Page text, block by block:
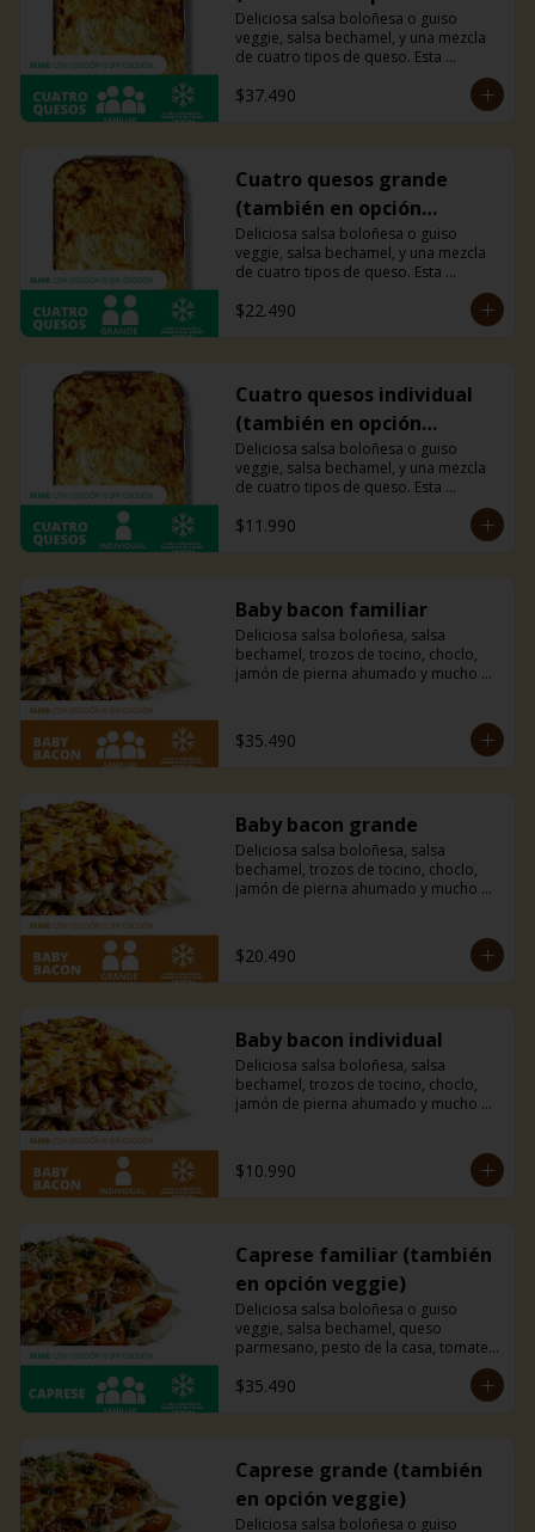
veggie)
Deliciosa salsa boloñesa o guiso
veggie, salsa bechamel, y una mezcla
de cuatro tipos de queso. Esta
combinación hará explotar tu paladar.
Recomendada para 4 personas.
$37.490
Cuatro quesos grande
(también en opción
veggie)
Deliciosa salsa boloñesa o guiso
veggie, salsa bechamel, y una mezcla
de cuatro tipos de queso. Esta
combinación hará explotar tu paladar.
Recomendada para 2 personas.
$22.490
Cuatro quesos individual
(también en opción
veggie)
Deliciosa salsa boloñesa o guiso
veggie, salsa bechamel, y una mezcla
de cuatro tipos de queso. Esta
combinación hará explotar tu paladar.
$11.990
Baby bacon familiar
Deliciosa salsa boloñesa, salsa
bechamel, trozos de tocino, choclo,
jamón de pierna ahumado y mucho
$35.490
Baby bacon grande
Deliciosa salsa boloñesa, salsa
bechamel, trozos de tocino, choclo,
jamón de pierna ahumado y mucho
$20.490
Baby bacon individual
Deliciosa salsa boloñesa, salsa
bechamel, trozos de tocino, choclo,
jamón de pierna ahumado y mucho
$10.990
Caprese familiar (también
en opción veggie)
Deliciosa salsa boloñesa o guiso
veggie, salsa bechamel, queso
parmesano, pesto de la casa, tomates
$35.490
Caprese grande (también
en opción veggie)
Deliciosa salsa boloñesa o guiso